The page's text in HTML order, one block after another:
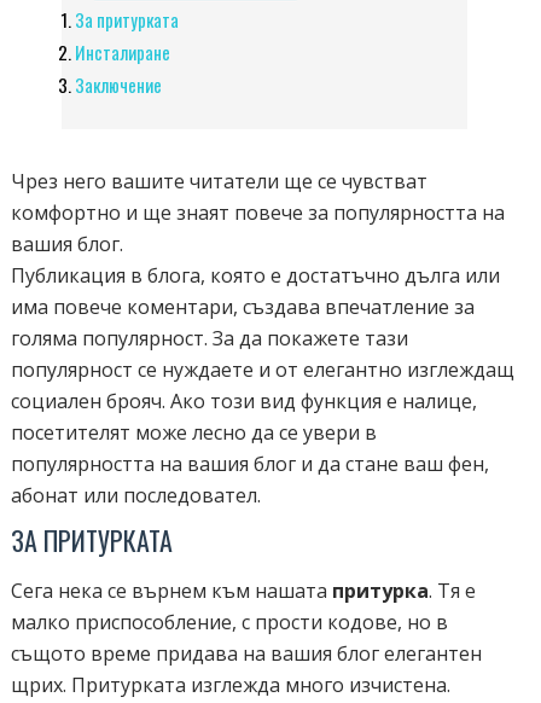
За притурката
Инсталиране
Заключение
Чрез него вашите читатели ще се чувстват
комфортно и ще знаят повече за популярността на
вашия блог.
Публикация в блога, която е достатъчно дълга или
има повече коментари, създава впечатление за
голяма популярност. За да покажете тази
популярност се нуждаете и от елегантно изглеждащ
социален брояч. Ако този вид функция е налице,
посетителят може лесно да се увери в
популярността на вашия блог и да стане ваш фен,
абонат или последовател.
ЗА ПРИТУРКАТА
Сега нека се върнем към нашата притурка. Тя е
малко приспособление, с прости кодове, но в
същото време придава на вашия блог елегантен
щрих. Притурката изглежда много изчистена.